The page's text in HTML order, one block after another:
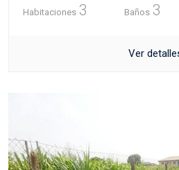
Habitaciones 3 Baños 3
Ver